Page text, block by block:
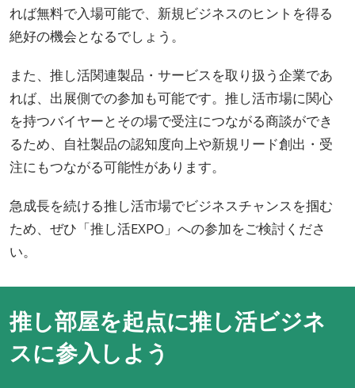
れば無料で入場可能で、新規ビジネスのヒントを得る
絶好の機会となるでしょう。
また、推し活関連製品・サービスを取り扱う企業であ
れば、出展側での参加も可能です。推し活市場に関心
を持つバイヤーとその場で受注につながる商談ができ
るため、自社製品の認知度向上や新規リード創出・受
注にもつながる可能性があります。
急成長を続ける推し活市場でビジネスチャンスを掴む
ため、ぜひ「推し活EXPO」への参加をご検討くださ
い。
推し部屋を起点に推し活ビジネ
スに参入しよう